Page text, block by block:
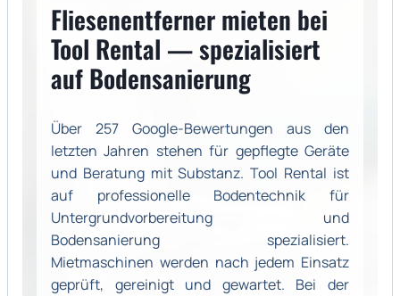
Fliesenentferner mieten bei
Tool Rental — spezialisiert
auf Bodensanierung
Über 257 Google-Bewertungen aus den
letzten Jahren stehen für gepflegte Geräte
und Beratung mit Substanz. Tool Rental ist
auf professionelle Bodentechnik für
Untergrundvorbereitung und
Bodensanierung spezialisiert.
Mietmaschinen werden nach jedem Einsatz
geprüft, gereinigt und gewartet. Bei der